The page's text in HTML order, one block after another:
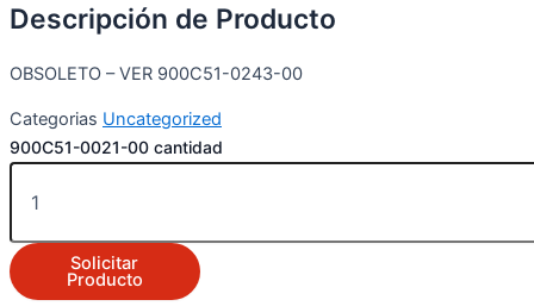
Descripción de Producto
OBSOLETO – VER 900C51-0243-00
Categorias Uncategorized
900C51-0021-00 cantidad
Solicitar
Producto